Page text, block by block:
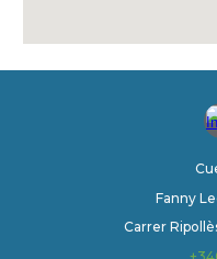
Fanny
Carrer